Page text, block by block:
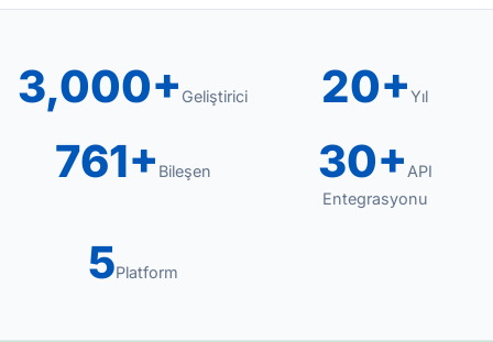
3,000+ Geliştirici 20+Yıl
761+ Bileşen 30+ API
Entegrasyonu
5Platform